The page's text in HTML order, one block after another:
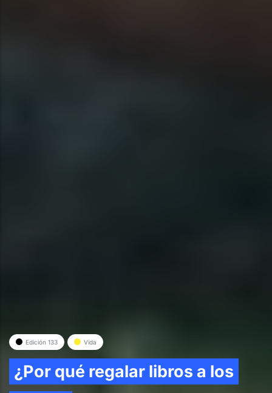
Edición 133 Vida
¿Por qué regalar libros a los